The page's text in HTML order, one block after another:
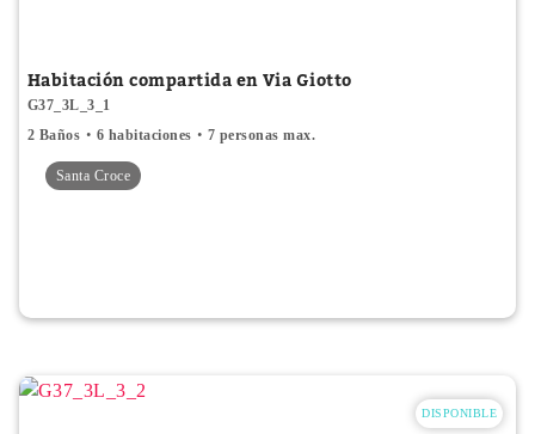
Habitación compartida en Via Giotto
G37_3L_3_1
2 Baños
6 habitaciones 7 personas max.
Santa Croce
DISPONIBLE